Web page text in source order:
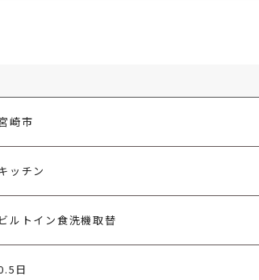
崎市
ッチン
ビルトイン食洗機取替
日